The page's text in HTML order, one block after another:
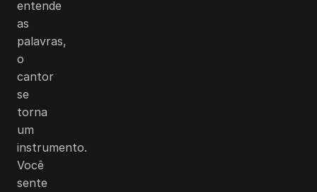
entende
as
palavras,
o
cantor
se
torna
um
instrumento.
Você
sente